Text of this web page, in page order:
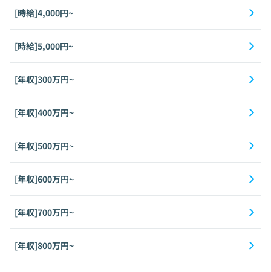
[時給]4,000円~
[時給]5,000円~
[年収]300万円~
[年収]400万円~
[年収]500万円~
[年収]600万円~
[年収]700万円~
[年収]800万円~